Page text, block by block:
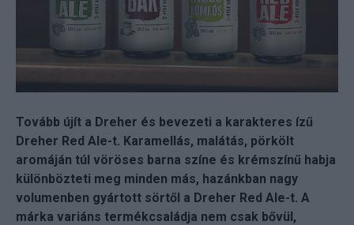
Tovább újít a Dreher és bevezeti a karakteres ízű
Dreher Red Ale-t. Karamellás, malátás, pörkölt
aromáján túl vöröses barna színe és krémszínű habja
különbözteti meg minden más, hazánkban nagy
volumenben gyártott sörtől a Dreher Red Ale-t. A
márka variáns termékcsaládja nem csak bővül,